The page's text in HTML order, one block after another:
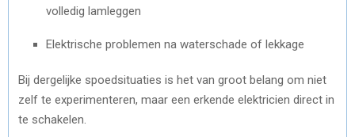
volledig lamleggen
Elektrische problemen na waterschade of lekkage
Bij dergelijke spoedsituaties is het van groot belang om niet
zelf te experimenteren, maar een erkende elektricien direct in
te schakelen.